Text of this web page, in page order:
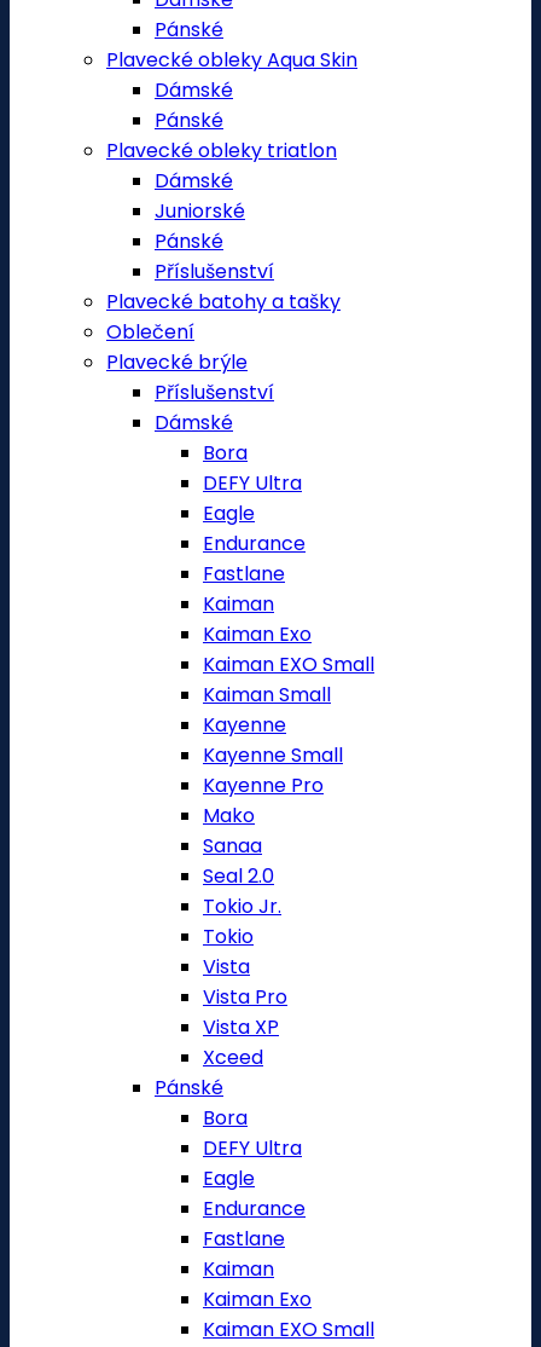
Pánské
Plavecké obleky Aqua Skin
Dámské
Pánské
Plavecké obleky triatlon
Dámské
Juniorské
Pánské
Příslušenství
Plavecké batohy a tašky
Oblečení
Plavecké brýle
Příslušenství
Dámské
Bora
DEFY Ultra
Eagle
Endurance
Fastlane
Kaiman
Kaiman Exo
Kaiman EXO Small
Kaiman Small
Kayenne
Kayenne Small
Kayenne Pro
Mako
Sanaa
Seal 2.0
Tokio Jr.
Tokio
Vista
Vista Pro
Vista XP
Xceed
Pánské
Bora
DEFY Ultra
Eagle
Endurance
Fastlane
Kaiman
Kaiman Exo
Kaiman EXO Small